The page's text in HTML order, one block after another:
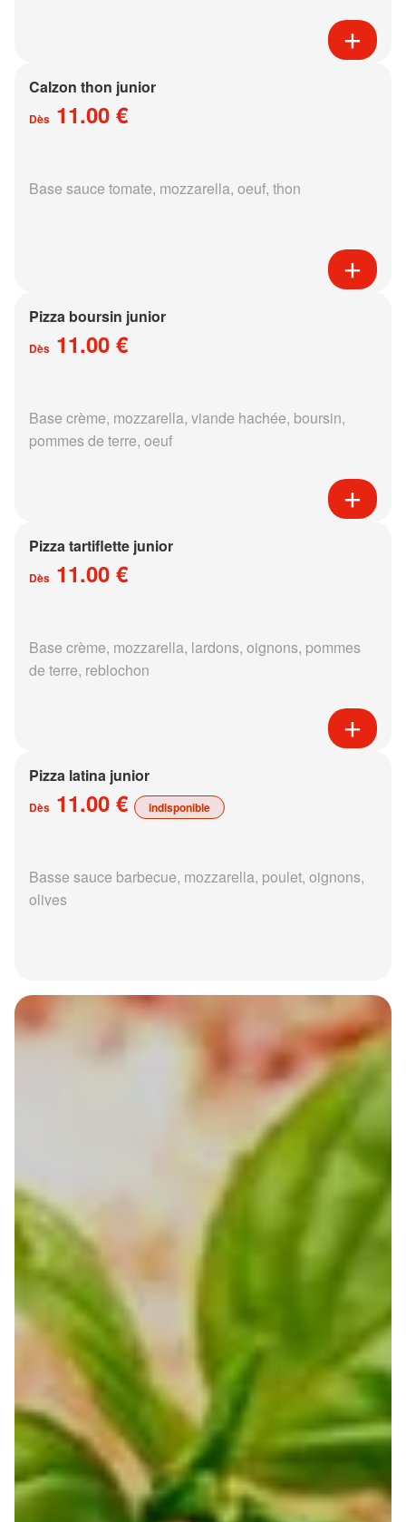
Calzon thon junior
Dès 11.00 €
Base sauce tomate, mozzarella, oeuf, thon
Pizza boursin junior
Dès 11.00 €
Base crème, mozzarella, viande hachée, boursin,
pommes de terre, oeuf
Pizza tartiflette junior
Dès 11.00 €
Base crème, mozzarella, lardons, oignons, pommes
de terre, reblochon
Pizza latina junior
Dès 11.00 € indisponible
Basse sauce barbecue, mozzarella, poulet, oignons,
olives